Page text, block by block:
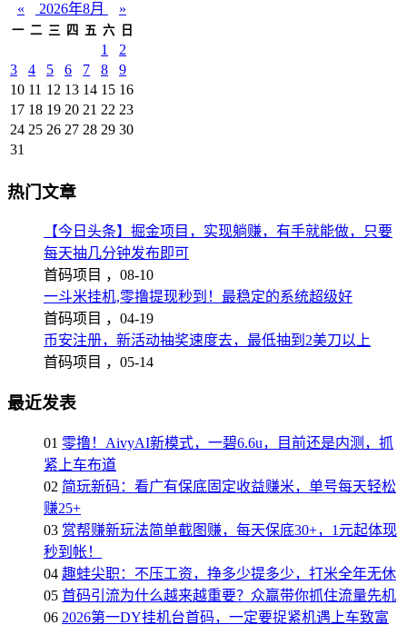
« 2026年8月 »
一 二 三 四 五 六 日
1
2
3
4 5 6 7 8
9
10 11 12 13 14 15 16
17 18 19 20 21 22 23
24 25 26 27 28 29 30
31
热门文章
【今日头条】掘金项目，实现躺赚，有手就能做，只要
每天抽几分钟发布即可
首码项目 ， 08-10
一斗米挂机,零撸提现秒到！最稳定的系统超级好
首码项目 ， 04-19
币安注册，新活动抽奖速度去，最低抽到2美刀以上
首码项目 ， 05-14
最近发表
01 零撸！AivyAI新模式，一碧6.6u，目前还是内测，抓
紧上车布道
02 简玩新码：看广有保底固定收益赚米，单号每天轻松
赚25+
03 赏帮赚新玩法简单截图赚，每天保底30+，1元起体现
秒到帐！
04 趣蛙尖职：不压工资，挣多少提多少，打米全年无休
05 首码引流为什么越来越重要？众赢带你抓住流量先机
06 2026第一DY挂机台首码，一定要捉紧机遇上车致富